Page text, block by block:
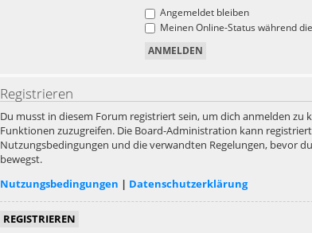
Angemeldet bleiben
Meinen Online-Status während
Registrieren
Du musst in diesem Forum registriert sein, um dich anmelden
Funktionen zuzugreifen. Die Board-Administration kann
Nutzungsbedingungen und die verwandten Regelungen, bevor
bewegst.
Nutzungsbedingungen | Datenschutzerklärung
REGISTRIEREN